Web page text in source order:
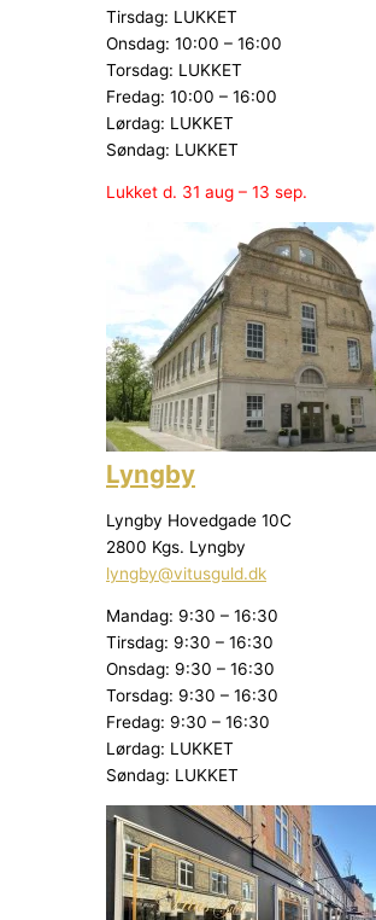
Tirsdag: LUKKET
Onsdag: 10:00 – 16:00
Torsdag: LUKKET
Fredag: 10:00 – 16:00
Lørdag: LUKKET
Søndag: LUKKET
Lukket d. 31 aug – 13 sep.
Lyngby
Lyngby Hovedgade 10C
2800 Kgs. Lyngby
lyngby@vitusguld.dk
Mandag: 9:30 – 16:30
Tirsdag: 9:30 – 16:30
Onsdag: 9:30 – 16:30
Torsdag: 9:30 – 16:30
Fredag: 9:30 – 16:30
Lørdag: LUKKET
Søndag: LUKKET